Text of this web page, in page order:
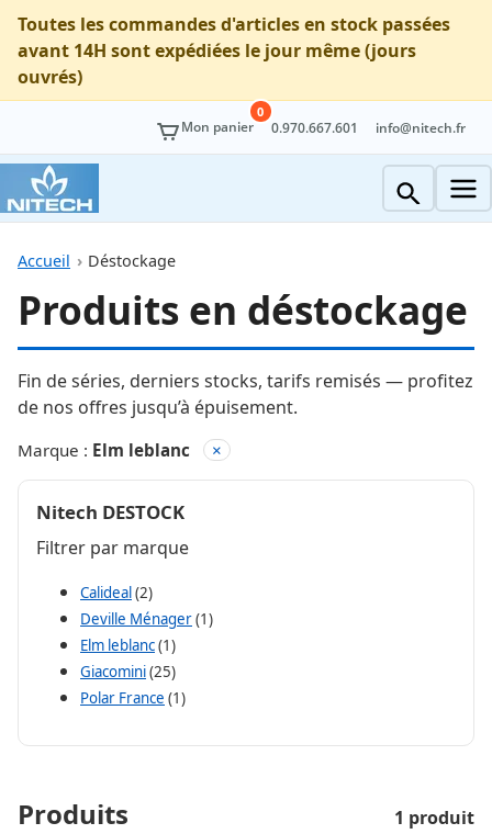
Toutes les commandes d'articles en stock passées
avant 14H sont expédiées le jour même (jours
ouvrés)
Mon panier
0
0.970.667.601 info@nitech.fr
Accueil Déstockage
Produits en déstockage
Fin de séries, derniers stocks, tarifs remisés — profitez
de nos offres jusqu’à épuisement.
Marque : Elm leblanc ×
Nitech DESTOCK
Filtrer par marque
Calideal(2)
Deville Ménager(1)
Elm leblanc(1)
Giacomini(25)
Polar France (1)
Produits 1 produit